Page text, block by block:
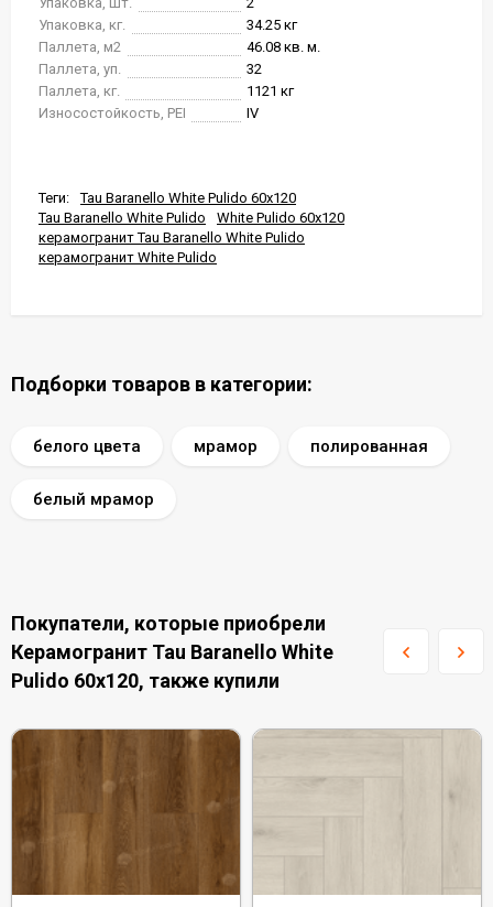
Упаковка, кг.
34.25 кг
Паллета, м2
46.08 кв. м.
Паллета, уп.
32
Паллета, кг.
1121 кг
Износостойкость, PEI
IV
Теги:
Tau Baranello White Pulido 60x120
Tau Baranello White Pulido
White Pulido 60x120
керамогранит Tau Baranello White Pulido
керамогранит White Pulido
Подборки товаров в категории:
белого цвета мрамор полированная
белый мрамор
Покупатели, которые приобрели
Керамогранит Tau Baranello White
Pulido 60x120, также купили